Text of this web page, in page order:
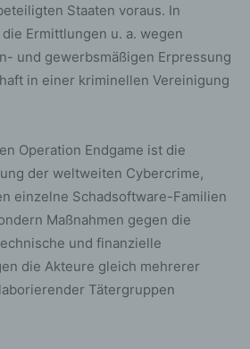
Staaten voraus. In
Ermittlungen u. a. wegen
und gewerbsmäßigen Erpressung
in einer kriminellen Vereinigung
Operation Endgame ist die
der weltweiten Cybercrime,
einzelne Schadsoftware-Familien
Maßnahmen gegen die
und finanzielle
die Akteure gleich mehrerer
Tätergruppen